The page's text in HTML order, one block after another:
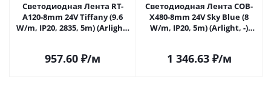
Светодиодная Лента RT-
A120-8mm 24V Tiffany (9.6
W/m, IP20, 2835, 5m) (Arlight,
957.60 ₽/м
Светодиодная Лента COB-
X480-8mm 24V Sky Blue (8
W/m, IP20, 5m) (Arlight, -)
1 346.63₽/м